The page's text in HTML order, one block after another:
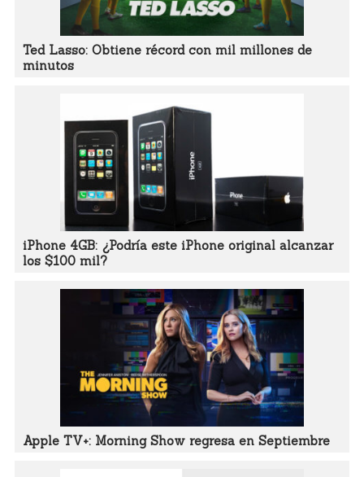
Ted Lasso: Obtiene récord con mil millones de
minutos
iPhone 4GB: ¿Podría este iPhone original alcanzar
los $100 mil?
Apple TV+: Morning Show regresa en Septiembre